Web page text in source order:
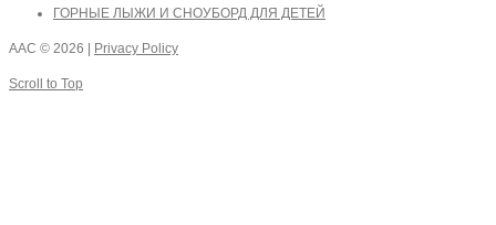
ГОРНЫЕ ЛЫЖИ И СНОУБОРД ДЛЯ ДЕТЕЙ
AAC © 2026 | Privacy Policy
Scroll to Top